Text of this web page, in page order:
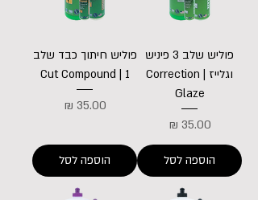
פוליש שלב 3 פיניש
וגלייז | Correction
Glaze
מחיר
הוספה לסל
פוליש חיתוך כבד שלב
1 | Cut Compound
מחיר
הוספה לסל